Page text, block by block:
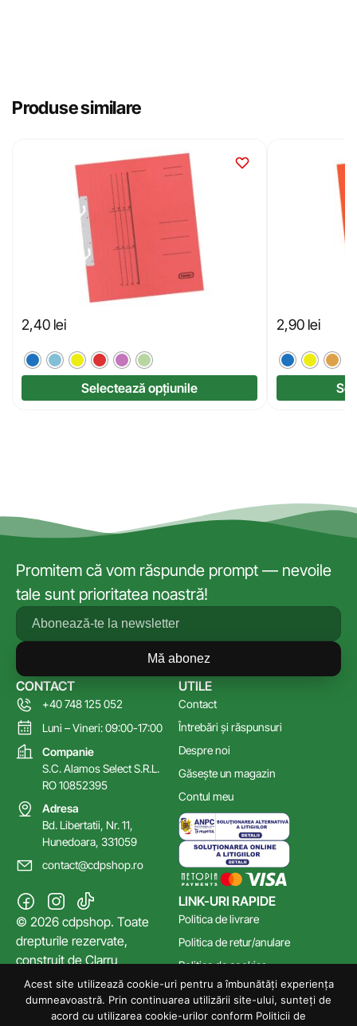
Produse similare
2,40 lei
Selectează opțiunile
2,90 lei
Promitem că vom răspunde prompt — nevoile
tale sunt prioritatea noastră!
Mă abonez
LINK-URI RAPIDE
Politica de livrare
Politica de retur/anulare
Politica de cookies
Poltica de confidențialitate
Termeni și Condiții
UTILE
Contact
Întrebări și răspunsuri
Despre noi
Găsește un magazin
Contul meu
CONTACT
+40 748 125 052
Luni – Vineri: 09:00-17:00
Companie
S.C. Alamos Select S.R.L.
RO 10852395
Adresa
Bd. Libertatii, Nr. 11,
Hunedoara, 331059
contact@cdpshop.ro
© 2026 cdpshop. Toate
drepturile rezervate,
construit deClarru
Acest site utilizează cookie-uri pentru a îmbunătăți experiența
dumneavoastră. Prin continuarea utilizării site-ului, sunteți de
acord cu utilizarea cookie-urilor conform Politicii de